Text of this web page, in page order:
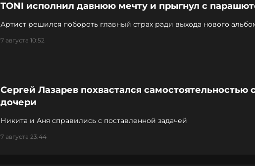
TONI исполнил давнюю мечту и прыгнул с
Артист решился побороть главный страх ради выхода нового
7 августа 10:52
Сергей Лазарев похвастался самостоятельностью
дочери
Никита и Аня справились с поставленной задачей
7 августа 23:44